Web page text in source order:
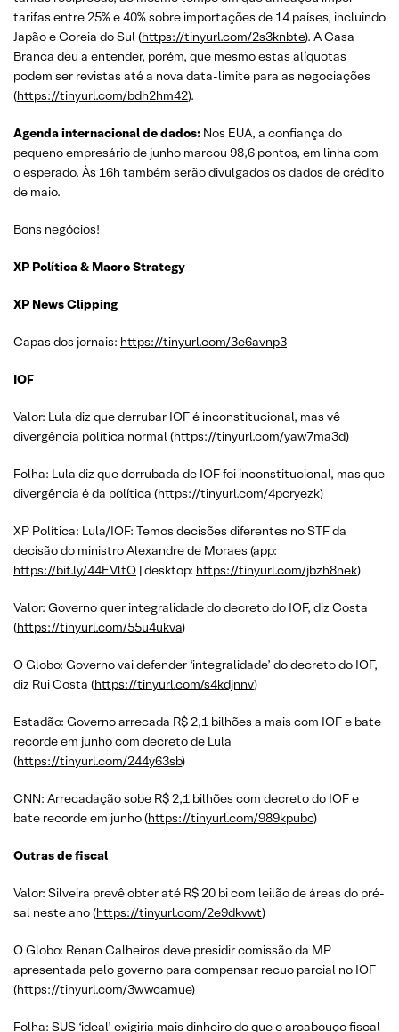
tarifas entre 25% e 40% sobre importações de 14 países, incluindo
Japão e Coreia do Sul (https://tinyurl.com/2s3knbte). A Casa
Branca deu a entender, porém, que mesmo estas alíquotas
podem ser revistas até a nova data-limite para as negociações
(https://tinyurl.com/bdh2hm42).
Agenda internacional de dados: Nos EUA, a confiança do
pequeno empresário de junho marcou 98,6 pontos, em linha com
o esperado. Às 16h também serão divulgados os dados de crédito
de maio.
Bons negócios!
XP Política & Macro Strategy
XP News Clipping
Capas dos jornais: https://tinyurl.com/3e6avnp3
IOF
Valor: Lula diz que derrubar IOF é inconstitucional, mas vê
divergência política normal (https://tinyurl.com/yaw7ma3d)
Folha: Lula diz que derrubada de IOF foi inconstitucional, mas que
divergência é da política (https://tinyurl.com/4pcryezk)
XP Política: Lula/IOF: Temos decisões diferentes no STF da
decisão do ministro Alexandre de Moraes (app:
https://bit.ly/44EVltO | desktop: https://tinyurl.com/jbzh8nek)
Valor: Governo quer integralidade do decreto do IOF, diz Costa
(https://tinyurl.com/55u4ukva)
O Globo: Governo vai defender ‘integralidade’ do decreto do IOF,
diz Rui Costa (https://tinyurl.com/s4kdjnnv)
Estadão: Governo arrecada R$ 2,1 bilhões a mais com IOF e bate
recorde em junho com decreto de Lula
(https://tinyurl.com/244y63sb)
CNN: Arrecadação sobe R$ 2,1 bilhões com decreto do IOF e
bate recorde em junho (https://tinyurl.com/989kpubc)
Outras de fiscal
Valor: Silveira prevê obter até R$ 20 bi com leilão de áreas do pré-
sal neste ano (https://tinyurl.com/2e9dkvwt)
O Globo: Renan Calheiros deve presidir comissão da MP
apresentada pelo governo para compensar recuo parcial no IOF
(https://tinyurl.com/3wwcamue)
Folha: SUS ‘ideal’ exigiria mais dinheiro do que o arcabouço fiscal